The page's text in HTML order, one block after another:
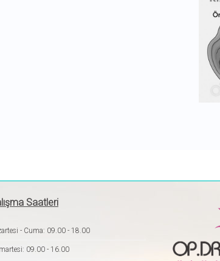
Saatleri
- Cuma: 09.00 - 18.00
09.00 - 16.00